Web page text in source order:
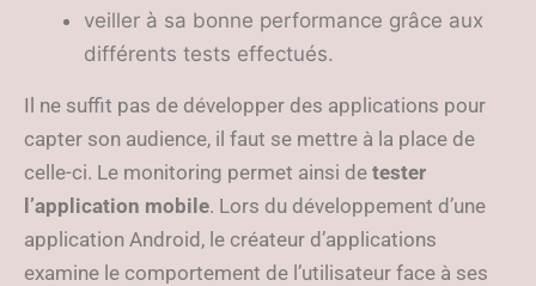
veiller à sa bonne performance grâce aux
différents tests effectués.
Il ne suffit pas de développer des applications pour
capter son audience, il faut se mettre à la place de
celle-ci. Le monitoring permet ainsi de tester
l’application mobile. Lors du développement d’une
application Android, le créateur d’applications
examine le comportement de l’utilisateur face à ses